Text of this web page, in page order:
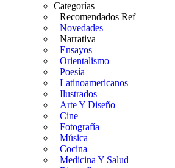
Categorías
Recomendados Ref
Novedades
Narrativa
Ensayos
Orientalismo
Poesía
Latinoamericanos
Ilustrados
Arte Y Diseño
Cine
Fotografía
Música
Cocina
Medicina Y Salud